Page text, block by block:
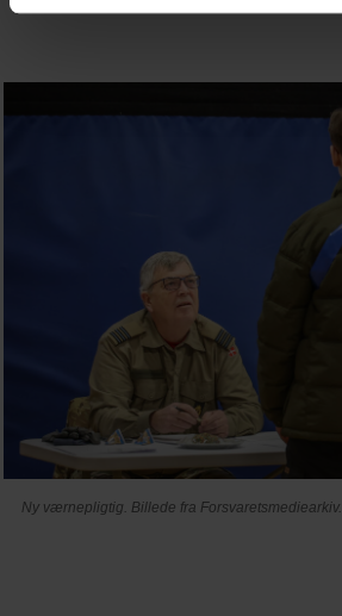
Ny værnepligtig. Billede fra Forsvaretsmediearkiv.